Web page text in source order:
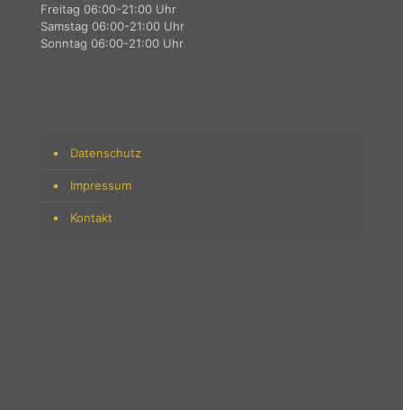
Freitag 06:00-21:00 Uhr
Samstag 06:00-21:00 Uhr
Sonntag 06:00-21:00 Uhr
Datenschutz
Impressum
Kontakt